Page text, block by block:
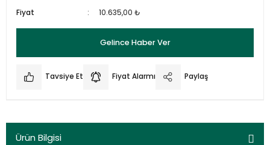
Fiyat
10.635,00 ₺
Gelince Haber Ver
Tavsiye Et Fiyat Alarmı Paylaş
Ürün Bilgisi